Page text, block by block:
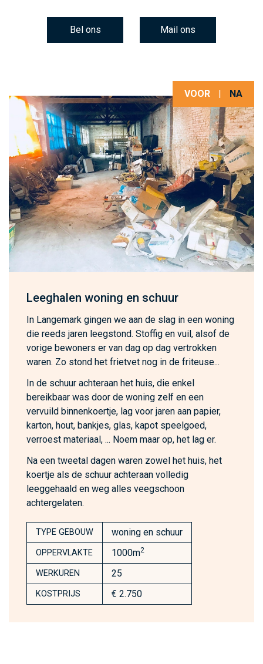
Bel ons Mail ons
VOOR | NA
Leeghalen woning en schuur
In Langemark gingen we aan de slag in een woning
die reeds jaren leegstond. Stoffig en vuil, alsof de
vorige bewoners er van dag op dag vertrokken
waren. Zo stond het frietvet nog in de friteuse...
In de schuur achteraan het huis, die enkel
bereikbaar was door de woning zelf en een
vervuild binnenkoertje, lag voor jaren aan papier,
karton, hout, bankjes, glas, kapot speelgoed,
verroest materiaal, ... Noem maar op, het lag er.
Na een tweetal dagen waren zowel het huis, het
koertje als de schuur achteraan volledig
leeggehaald en weg alles veegschoon
achtergelaten.
TYPE GEBOUW woning en schuur
OPPERVLAKTE 1000m2
WERKUREN 25
KOSTPRIJS € 2.750